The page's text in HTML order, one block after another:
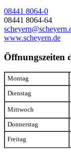
08441 8064-0
08441 8064-64
www.scheyern.de
Öffnungszeiten
Montag
Dienstag
Mittwoch
Donnerstag
Freitag